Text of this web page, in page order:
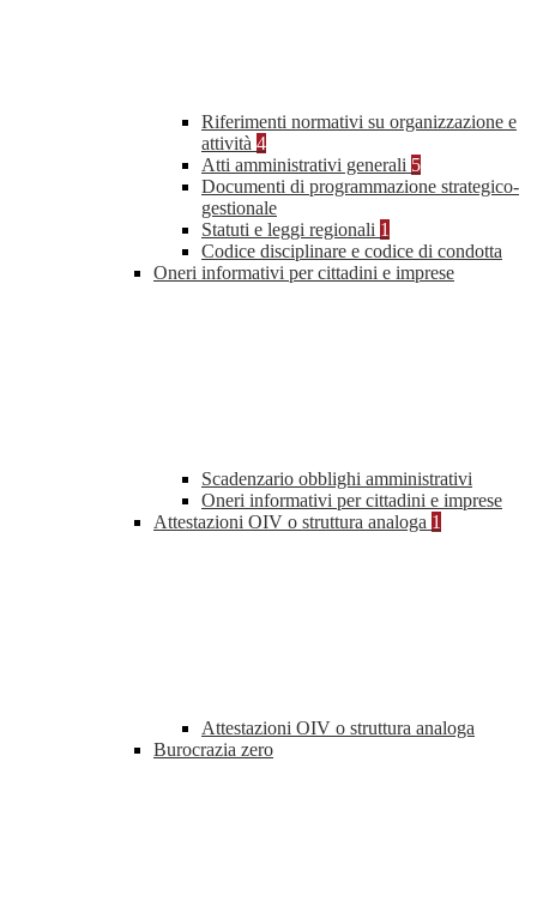
Riferimenti normativi su organizzazione e
attività 4
Atti amministrativi generali 5
Documenti di programmazione strategico-
gestionale
Statuti e leggi regionali 1
Codice disciplinare e codice di condotta
Oneri informativi per cittadini e imprese
Scadenzario obblighi amministrativi
Oneri informativi per cittadini e imprese
Attestazioni OIV o struttura analoga 1
Attestazioni OIV o struttura analoga
Burocrazia zero